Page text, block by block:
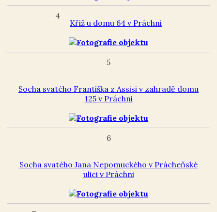
4
Kříž u domu 64 v Práchni
5
Socha svatého Františka z Assisi v zahradě domu
125 v Práchni
6
Socha svatého Jana Nepomuckého v Prácheňské
ulici v Práchni